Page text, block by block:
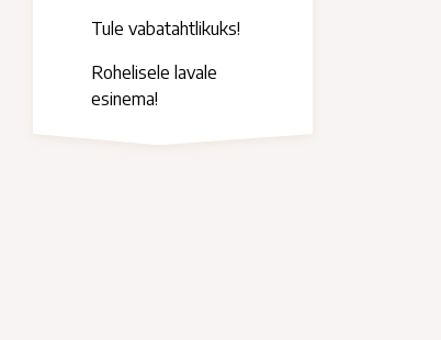
Tule vabatahtlikuks!
Rohelisele lavale
esinema!